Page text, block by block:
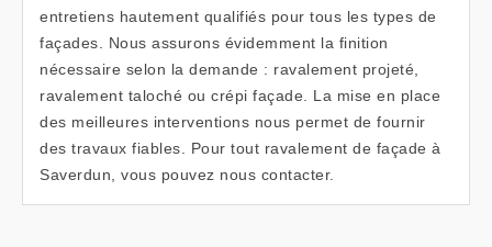
entretiens hautement qualifiés pour tous les types de
façades. Nous assurons évidemment la finition
nécessaire selon la demande : ravalement projeté,
ravalement taloché ou crépi façade. La mise en place
des meilleures interventions nous permet de fournir
des travaux fiables. Pour tout ravalement de façade à
Saverdun, vous pouvez nous contacter.